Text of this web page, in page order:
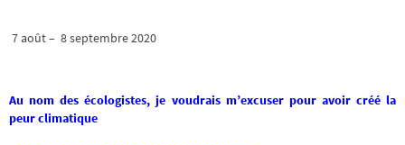
7 août – 8 septembre 2020
Au nom des écologistes, je voudrais m’excuser pour avoir créé la
peur climatique